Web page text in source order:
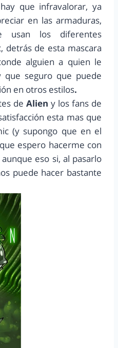
que infravalorar, ya
en las armaduras,
usan los diferentes
detrás de esta mascara
alguien a quien le
que seguro que puede
en otros estilos.
de Alien y los fans de
esta mas que
(y supongo que en el
espero hacerme con
eso si, al pasarlo
puede hacer bastante